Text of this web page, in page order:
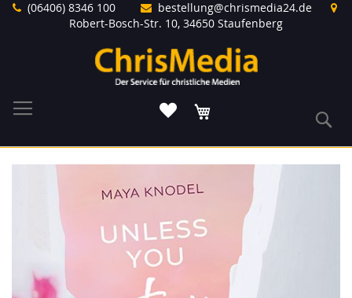
Direkt(06406) 8346 100
bestellung@chrismedia24.de
Robert-Bosch-Str. 10, 34650 Staufenberg
Bildergalerie